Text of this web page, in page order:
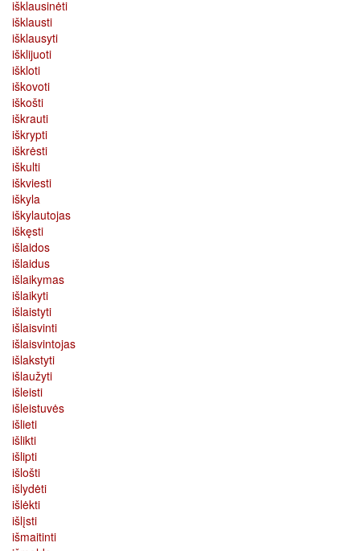
išklausinėti
išklausti
išklausyti
išklijuoti
iškloti
iškovoti
iškošti
iškrauti
iškrypti
iškrėsti
iškulti
iškviesti
iškyla
iškylautojas
iškęsti
išlaidos
išlaidus
išlaikymas
išlaikyti
išlaistyti
išlaisvinti
išlaisvintojas
išlakstyti
išlaužyti
išleisti
išleistuvės
išlieti
išlikti
išlipti
išlošti
išlydėti
išlėkti
išlįsti
išmaitinti